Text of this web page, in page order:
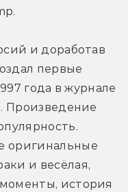
и доработав
первые
года в журнале
Произведение
оригинальные
и весёлая,
история